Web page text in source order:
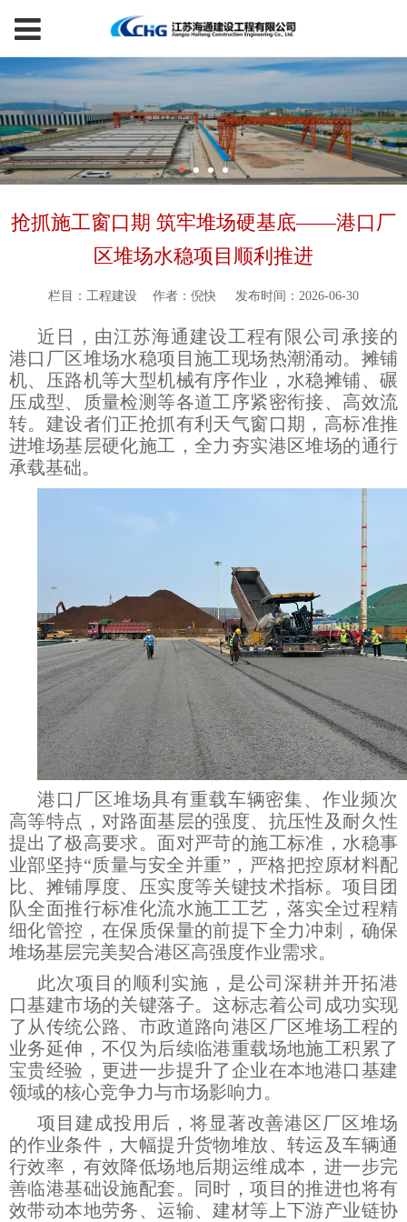
抢抓施工窗口期 筑牢堆场硬基底——港口厂
区堆场水稳项目顺利推进
栏目：工程建设 作者：倪快 发布时间：2026-06-30
近日，由江苏海通建设工程有限公司承接的
港口厂区堆场水稳项目施工现场热潮涌动。摊铺
机、压路机等大型机械有序作业，水稳摊铺、碾
压成型、质量检测等各道工序紧密衔接、高效流
转。建设者们正抢抓有利天气窗口期，高标准推
进堆场基层硬化施工，全力夯实港区堆场的通行
承载基础。
港口厂区堆场具有重载车辆密集、作业频次
高等特点，对路面基层的强度、抗压性及耐久性
提出了极高要求。面对严苛的施工标准，水稳事
业部坚持“质量与安全并重”，严格把控原材料配
比、摊铺厚度、压实度等关键技术指标。项目团
队全面推行标准化流水施工工艺，落实全过程精
细化管控，在保质保量的前提下全力冲刺，确保
堆场基层完美契合港区高强度作业需求。
此次项目的顺利实施，是公司深耕并开拓港
口基建市场的关键落子。这标志着公司成功实现
了从传统公路、市政道路向港区厂区堆场工程的
业务延伸，不仅为后续临港重载场地施工积累了
宝贵经验，更进一步提升了企业在本地港口基建
领域的核心竞争力与市场影响力。
项目建成投用后，将显著改善港区厂区堆场
的作业条件，大幅提升货物堆放、转运及车辆通
行效率，有效降低场地后期运维成本，进一步完
善临港基础设施配套。同时，项目的推进也将有
效带动本地劳务、运输、建材等上下游产业链协